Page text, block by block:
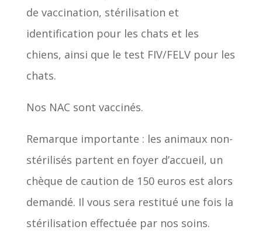
de vaccination, stérilisation et
identification pour les chats et les
chiens, ainsi que le test FIV/FELV pour les
chats.
Nos NAC sont vaccinés.
Remarque importante : les animaux non-
stérilisés partent en foyer d’accueil, un
chèque de caution de 150 euros est alors
demandé. Il vous sera restitué une fois la
stérilisation effectuée par nos soins.